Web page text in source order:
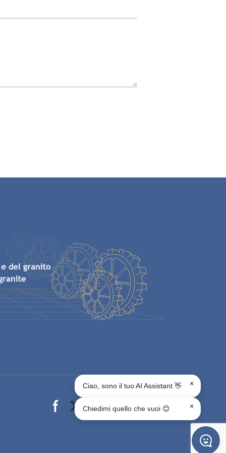
Facebook page
X pageInstagram page
youtube page
Linkedin page
whats app page
Ciao, sono il tuo AI Assistant 👋 ×
Chiedimi quello che vuoi 😊 ×